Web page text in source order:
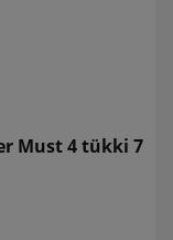
Must 4 tükki 7